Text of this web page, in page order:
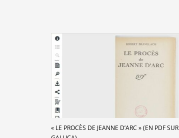
« LE PROCÈS DE JEANNE D’ARC » (EN PDF SUR